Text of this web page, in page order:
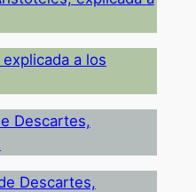
a los
Descartes,
Descartes,